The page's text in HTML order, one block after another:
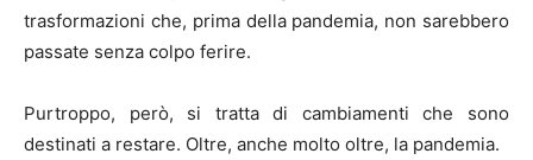
trasformazioni che, prima della pandemia, non sarebbero
passate senza colpo ferire.
Purtroppo, però, si tratta di cambiamenti che sono
destinati a restare. Oltre, anche molto oltre, la pandemia.